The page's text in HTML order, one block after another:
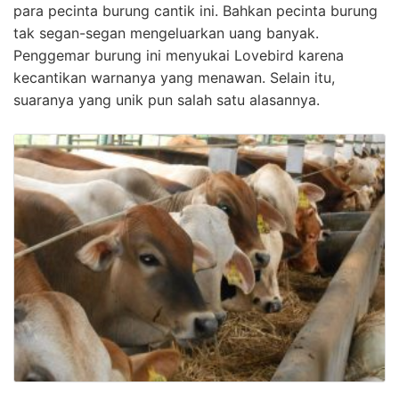
para pecinta burung cantik ini. Bahkan pecinta burung
tak segan-segan mengeluarkan uang banyak.
Penggemar burung ini menyukai Lovebird karena
kecantikan warnanya yang menawan. Selain itu,
suaranya yang unik pun salah satu alasannya.